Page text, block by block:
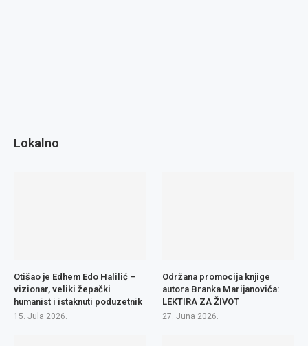
Lokalno
Otišao je Edhem Edo Halilić –
vizionar, veliki žepački
humanist i istaknuti poduzetnik
15. Jula 2026.
Održana promocija knjige
autora Branka Marijanovića:
LEKTIRA ZA ŽIVOT
27. Juna 2026.